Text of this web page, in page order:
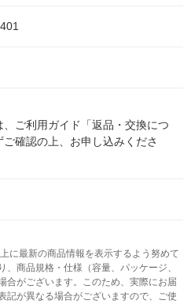
、ご利用ガイド「返品・交換につ
ご確認の上、お申し込みくださ
に最新の商品情報を表示するよう努めて
商品規格・仕様（容量、パッケージ、
合がございます。このため、実際にお届
記が異なる場合がございますので、ご使